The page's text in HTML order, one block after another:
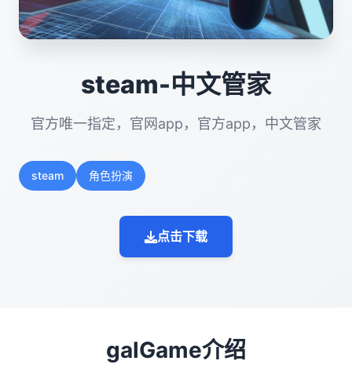
steam-中文管家
官方唯一指定，官网app，官方app，中文管家
steam 角色扮演
点击下载
galGame介绍